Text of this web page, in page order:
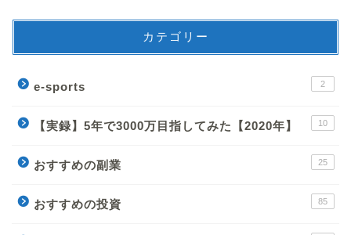
カテゴリー
e-sports 2
【実録】5年で3000万目指してみた【2020年】 10
おすすめの副業 25
おすすめの投資 85